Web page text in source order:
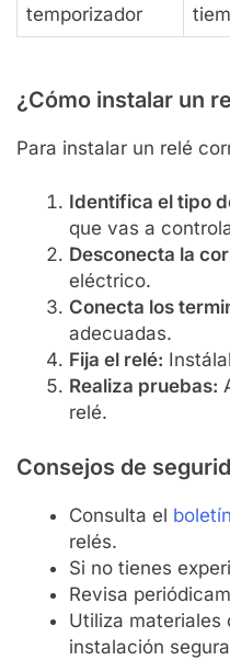
seleccionar la mejor
para tu hogar
temporizador
¿Cómo instalar un
Para instalar un relé
Identifica el tipo
que vas a
Desconecta la
eléctrico.
Conecta los
adecuadas.
Fija el relé:
Realiza pruebas:
relé.
Consejos de
Consulta el
relés.
Si no tienes
Revisa
Utiliza materiales
instalación